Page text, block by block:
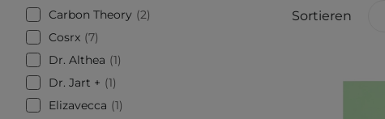
Carbon Theory
2
Cosrx 7
Dr. Althea
1
Dr. Jart +
1
Elizavecca
1
Sortieren